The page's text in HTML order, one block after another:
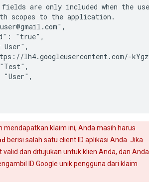
fields are only included when the
scopes to the application.
"true",
User",
lh4.googleusercontent.com/-
"User",
mendapatkan klaim ini, Anda masih harus
berisi salah satu client ID aplikasi Anda. Jika
dan ditujukan untuk klien Anda, dan Anda
ID Google unik pengguna dari klaim